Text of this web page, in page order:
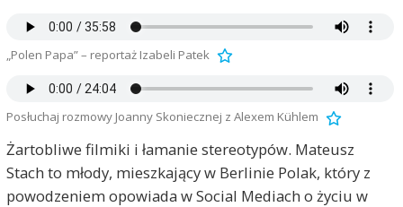
„Polen Papa” – reportaż Izabeli Patek
Posłuchaj rozmowy Joanny Skoniecznej z Alexem Kühlem
Żartobliwe filmiki i łamanie stereotypów. Mateusz
Stach to młody, mieszkający w Berlinie Polak, który z
powodzeniem opowiada w Social Mediach o życiu w